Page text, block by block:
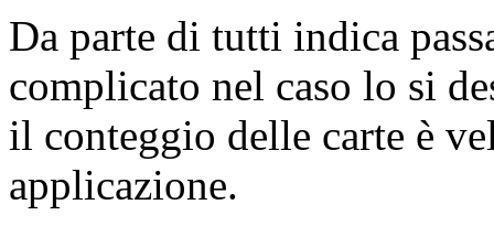
Da parte di tutti indica
complicato nel caso lo si
il conteggio delle carte è
applicazione.